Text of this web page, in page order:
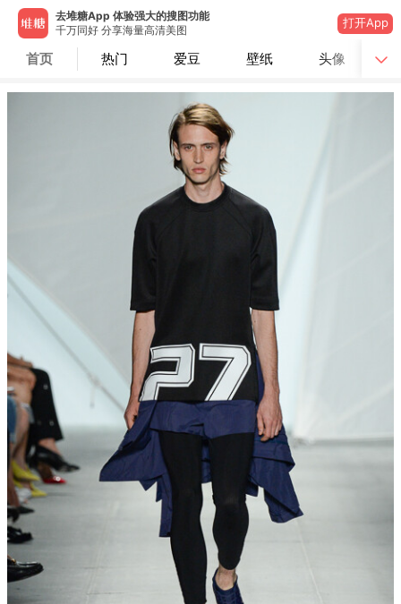
去堆糖App 体验强大的搜图功能
千万同好 分享海量高清美图
打开App
首页 热门 爱豆 壁纸 头像